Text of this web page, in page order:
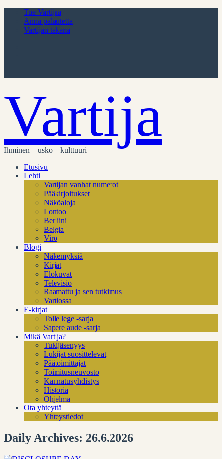
Tue Vartijaa
Anna palautetta
Vartijan takana
Vartija
Ihminen – usko – kulttuuri
Etusivu
Lehti
Vartijan vanhat numerot
Pääkirjoitukset
Näköaloja
Lontoo
Berliini
Belgia
Viro
Blogi
Näkemyksiä
Kirjat
Elokuvat
Televisio
Raamattu ja sen tutkimus
Vartiossa
E-kirjat
Tolle lege -sarja
Sapere aude -sarja
Mikä Vartija?
Tukijäsenyys
Lukijat suosittelevat
Päätoimittajat
Toimitusneuvosto
Kannatusyhdistys
Historia
Ohjelma
Ota yhteyttä
Yhteystiedot
Daily Archives: 26.6.2026